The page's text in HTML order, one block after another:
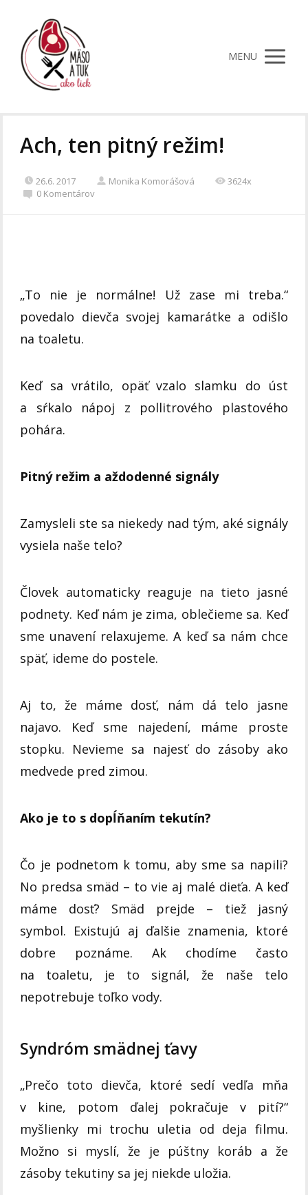
MENU
Ach, ten pitný režim!
26.6. 2017 Monika Komorášová
3624x
0 Komentárov
„To nie je normálne! Už zase mi treba.“
povedalo dievča svojej kamarátke a odišlo
na toaletu.
Keď sa vrátilo, opäť vzalo slamku do úst
a sŕkalo nápoj z pollitrového plastového
pohára.
Pitný režim a aždodenné signály
Zamysleli ste sa niekedy nad tým, aké signály
vysiela naše telo?
Človek automaticky reaguje na tieto jasné
podnety. Keď nám je zima, oblečieme sa. Keď
sme unavení relaxujeme. A keď sa nám chce
späť, ideme do postele.
Aj to, že máme dosť, nám dá telo jasne
najavo. Keď sme najedení, máme proste
stopku. Nevieme sa najesť do zásoby ako
medvede pred zimou.
Ako je to s dopĺňaním tekutín?
Čo je podnetom k tomu, aby sme sa napili?
No predsa smäd – to vie aj malé dieťa. A keď
máme dosť? Smäd prejde – tiež jasný
symbol. Existujú aj ďalšie znamenia, ktoré
dobre poznáme. Ak chodíme často
na toaletu, je to signál, že naše telo
nepotrebuje toľko vody.
Syndróm smädnej ťavy
„Prečo toto dievča, ktoré sedí vedľa mňa
v kine, potom ďalej pokračuje v pití?“
myšlienky mi trochu uletia od deja filmu.
Možno si myslí, že je púštny koráb a že
zásoby tekutiny sa jej niekde uložia.